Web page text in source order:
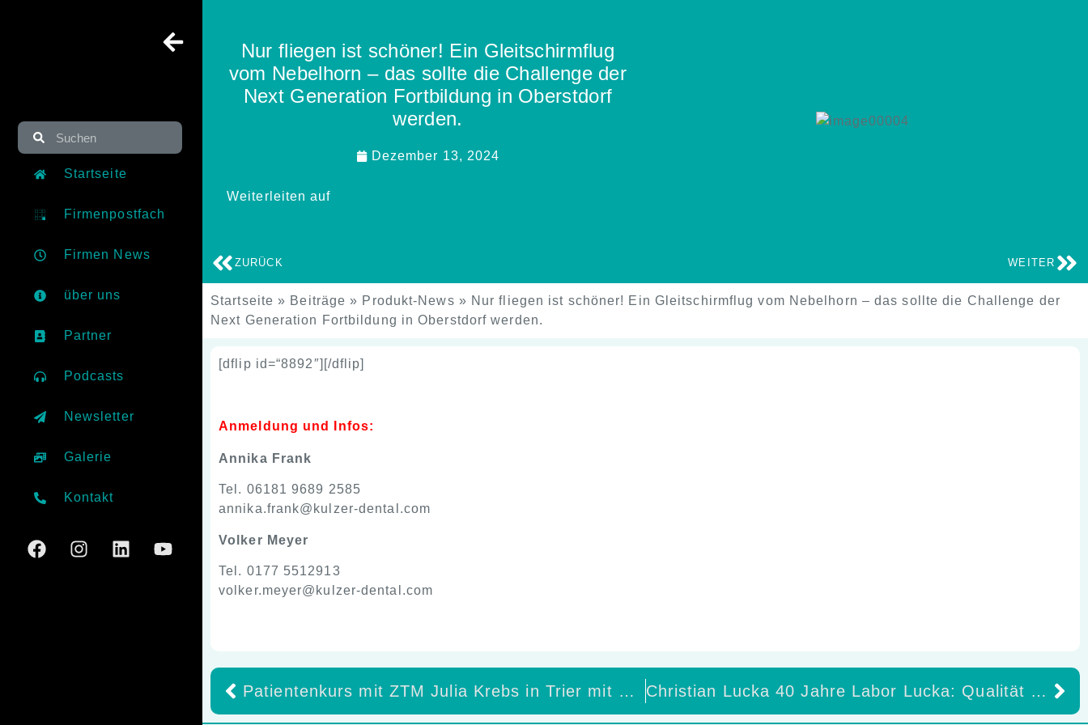
Startseite
Firmenpostfach
Firmen News
über uns
Partner
Podcasts
Newsletter
Galerie
Kontakt
Nur fliegen ist schöner! Ein Gleitschirmflug
vom Nebelhorn – das sollte die Challenge der
Next Generation Fortbildung in Oberstdorf
werden.
Dezember 13, 2024
Weiterleiten auf
ZURÜCK WEITER
Startseite » Beiträge » Produkt-News » Nur fliegen ist schöner! Ein Gleitschirmflug vom Nebelhorn – das sollte die Challenge der
Next Generation Fortbildung in Oberstdorf werden.
[dflip id=“8892″][/dflip]
Anmeldung und Infos:
Annika Frank
Tel. 06181 9689 2585
annika.frank@kulzer-dental.com
Volker Meyer
Tel. 0177 5512913
volker.meyer@kulzer-dental.com
Patientenkurs mit ZTM Julia Krebs in Trier mit HeraCeram® Zirkonia 750 und HeraCeram® cre-active 3D* Christian Lucka 40 Jahre Labor Lucka: Qualität und Ästhetik im Fokus